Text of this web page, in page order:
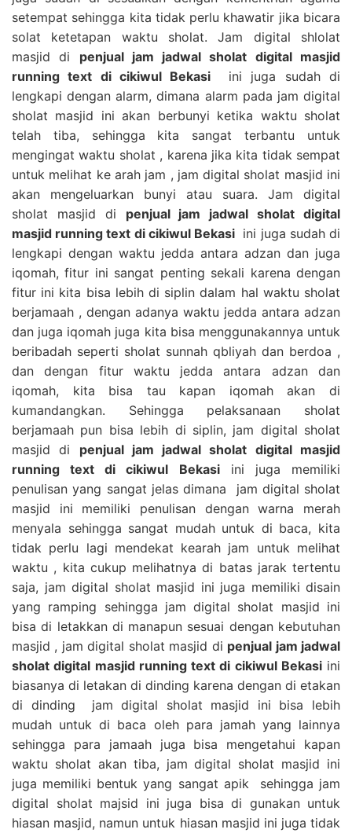
setempat sehingga kita tidak perlu khawatir jika bicara
solat ketetapan waktu sholat. Jam digital shlolat
masjid di penjual jam jadwal sholat digital masjid
running text di cikiwul Bekasi ini juga sudah di
lengkapi dengan alarm, dimana alarm pada jam digital
sholat masjid ini akan berbunyi ketika waktu sholat
telah tiba, sehingga kita sangat terbantu untuk
mengingat waktu sholat , karena jika kita tidak sempat
untuk melihat ke arah jam , jam digital sholat masjid ini
akan mengeluarkan bunyi atau suara. Jam digital
sholat masjid di penjual jam jadwal sholat digital
masjid running text di cikiwul Bekasi ini juga sudah di
lengkapi dengan waktu jedda antara adzan dan juga
iqomah, fitur ini sangat penting sekali karena dengan
fitur ini kita bisa lebih di siplin dalam hal waktu sholat
berjamaah , dengan adanya waktu jedda antara adzan
dan juga iqomah juga kita bisa menggunakannya untuk
beribadah seperti sholat sunnah qbliyah dan berdoa ,
dan dengan fitur waktu jedda antara adzan dan
iqomah, kita bisa tau kapan iqomah akan di
kumandangkan. Sehingga pelaksanaan sholat
berjamaah pun bisa lebih di siplin, jam digital sholat
masjid di penjual jam jadwal sholat digital masjid
running text di cikiwul Bekasiini juga memiliki
penulisan yang sangat jelas dimana jam digital sholat
masjid ini memiliki penulisan dengan warna merah
menyala sehingga sangat mudah untuk di baca, kita
tidak perlu lagi mendekat kearah jam untuk melihat
waktu , kita cukup melihatnya di batas jarak tertentu
saja, jam digital sholat masjid ini juga memiliki disain
yang ramping sehingga jam digital sholat masjid ini
bisa di letakkan di manapun sesuai dengan kebutuhan
masjid , jam digital sholat masjid di penjual jam jadwal
sholat digital masjid running text di cikiwul Bekasiini
biasanya di letakan di dinding karena dengan di etakan
di dinding jam digital sholat masjid ini bisa lebih
mudah untuk di baca oleh para jamah yang lainnya
sehingga para jamaah juga bisa mengetahui kapan
waktu sholat akan tiba, jam digital sholat masjid ini
juga memiliki bentuk yang sangat apik sehingga jam
digital sholat majsid ini juga bisa di gunakan untuk
hiasan masjid, namun untuk hiasan masjid ini juga tidak